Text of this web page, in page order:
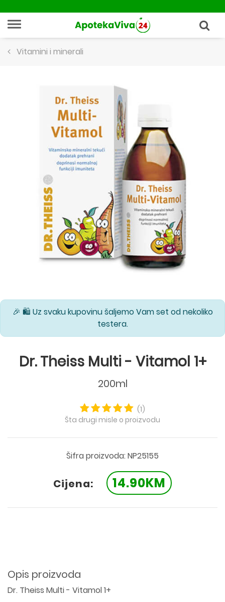
Vitamini i minerali
🎉 🛍️ Uz svaku kupovinu šaljemo Vam set od nekoliko
testera.
Dr. Theiss Multi - Vitamol 1+
200ml
(1)
Šta drugi misle o proizvodu
Šifra proizvoda: NP25155
Cijena: 14.90KM
Opis proizvoda
Dr. Theiss Multi - Vitamol 1+